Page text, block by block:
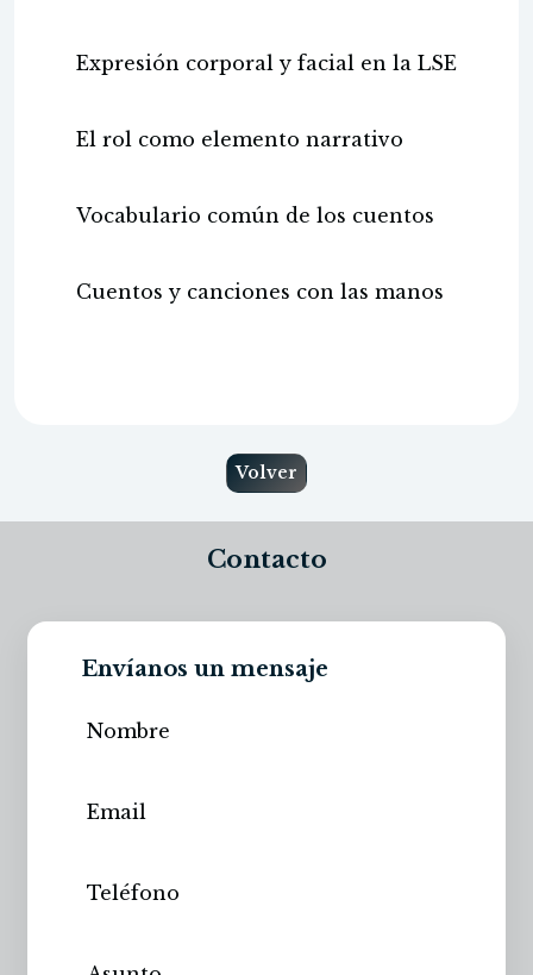
Expresión corporal y facial en la LSE
El rol como elemento narrativo
Vocabulario común de los cuentos
Cuentos y canciones con las manos
Volver
Contacto
Envíanos un mensaje